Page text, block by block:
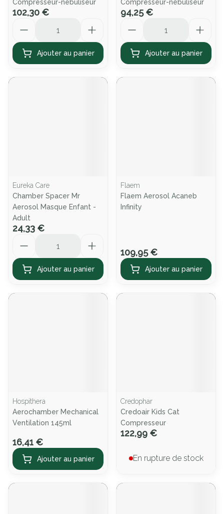
Compresseur-nebuliseur
102,30 €
Ajouter au panier
Compresseur-nebuliseur
94,25 €
Ajouter au panier
Eureka Care
Chamber Spacer Mr
Aerosol Masque Enfant -
Adult
24,33 €
Ajouter au panier
Flaem
Flaem Aerosol Acaneb
Infinity
109,95 €
Ajouter au panier
Hospithera
Aerochamber Mechanical
Ventilation 145ml
16,41 €
Ajouter au panier
Credophar
Credoair Kids Cat
Compresseur
122,99 €
En rupture de stock